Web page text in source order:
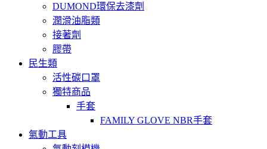
DUMOND環保去漆劑
潤滑油脂類
接著劑
膠帶
民生類
活性碳口罩
獨特商品
手套
FAMILY GLOVE NBR手套
氣動工具